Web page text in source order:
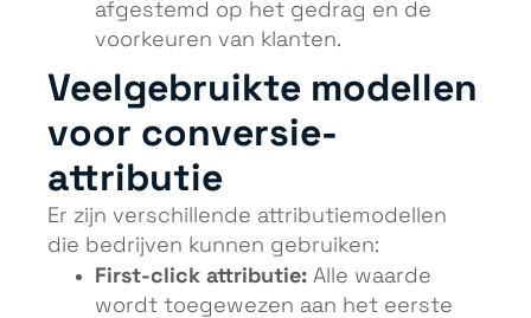
afgestemd op het gedrag en de
voorkeuren van klanten.
Veelgebruikte modellen
voor conversie-
attributie
Er zijn verschillende attributiemodellen
die bedrijven kunnen gebruiken:
First-click attributie: Alle waarde
wordt toegewezen aan het eerste